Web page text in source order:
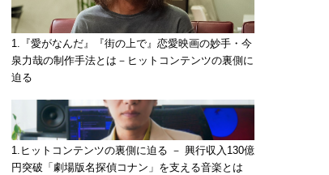
1.『愛がなんだ』『街の上で』恋愛映画の妙手・今
泉力哉の制作手法とは－ヒットコンテンツの裏側に
迫る
1.ヒットコンテンツの裏側に迫る － 興行収入130億
円突破「劇場版名探偵コナン」を支える音楽とは